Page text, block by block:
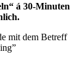
á 30-Minuten
mit dem Betreff